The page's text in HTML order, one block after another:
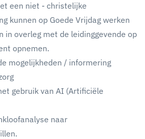
een niet - christelijke
kunnen op Goede Vrijdag werken
in overleg met de leidinggevende op
opnemen.
mogelijkheden / informering
gebruik van AI (Artificiële
naar